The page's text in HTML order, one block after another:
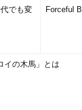
の具体的な姿がよく
でも変
Forceful
イの木馬」とは